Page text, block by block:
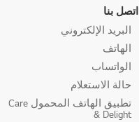
اتصل بنا
البريد الإلكتروني
الهاتف
الواتساب
حالة الاستعلام
تطبيق الهاتف المحمول Care
& Delight